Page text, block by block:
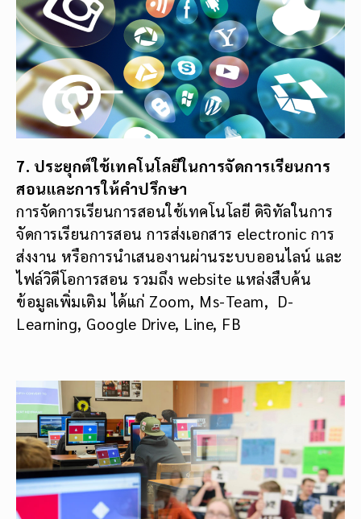
7. ประยุกต์ใช้เทคโนโลยีในการจัดการเรียนการ
สอนและการให้คำปรึกษา
การจัดการเรียนการสอนใช้เทคโนโลยี ดิจิทัลในการ
จัดการเรียนการสอน การส่งเอกสาร electronic การ
ส่งงาน หรือการนำเสนองานผ่านระบบออนไลน์ และ
ไฟล์วิดีโอการสอน รวมถึง website แหล่งสืบค้น
ข้อมูลเพิ่มเติม ได้แก่ Zoom, Ms-Team, D-
Learning, Google Drive, Line, FB